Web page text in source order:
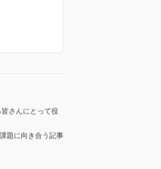
さんにとって役
題に向き合う記事